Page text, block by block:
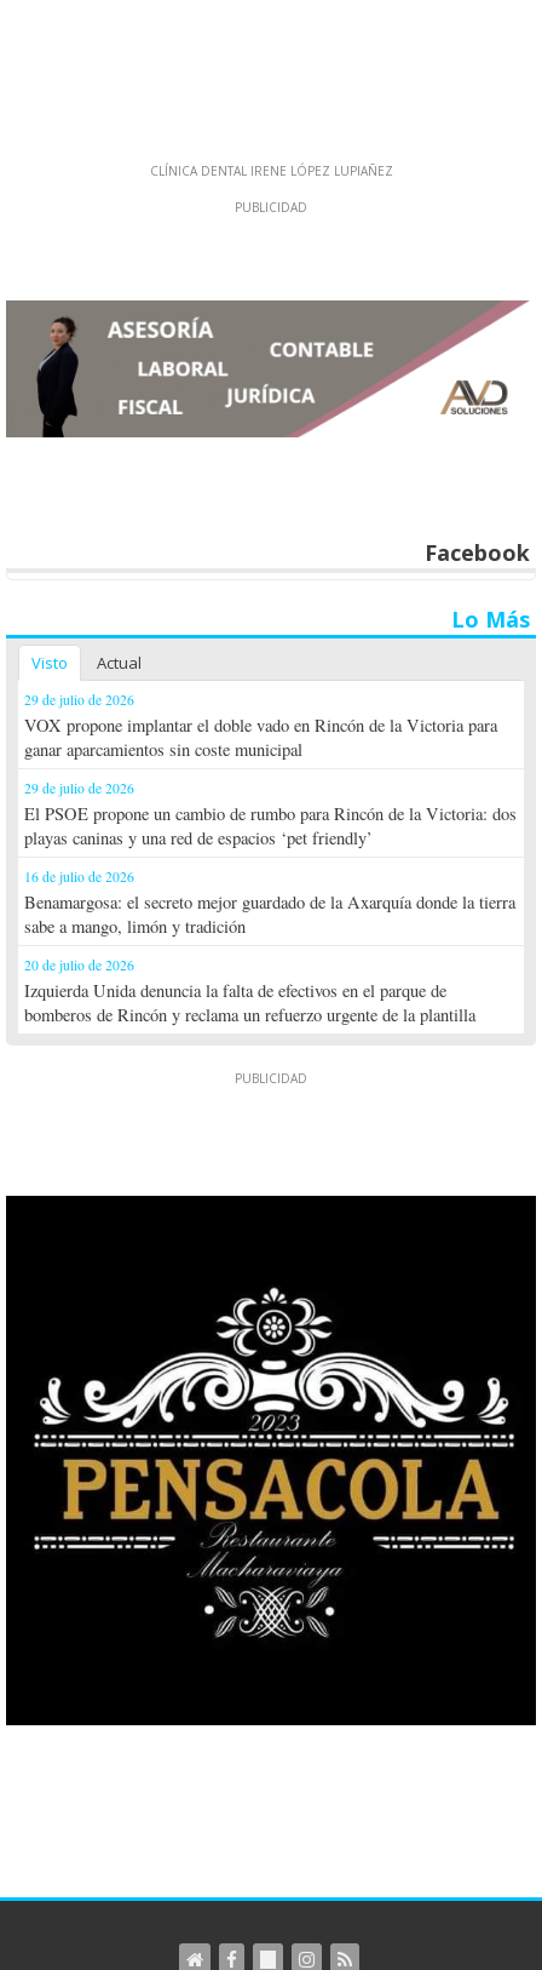
Facebook
Lo Más
Visto Actual
29 de julio de 2026
VOX propone implantar el doble vado en Rincón de la Victoria para
ganar aparcamientos sin coste municipal
29 de julio de 2026
El PSOE propone un cambio de rumbo para Rincón de la Victoria: dos
playas caninas y una red de espacios ‘pet friendly’
16 de julio de 2026
Benamargosa: el secreto mejor guardado de la Axarquía donde la tierra
sabe a mango, limón y tradición
20 de julio de 2026
Izquierda Unida denuncia la falta de efectivos en el parque de
bomberos de Rincón y reclama un refuerzo urgente de la plantilla